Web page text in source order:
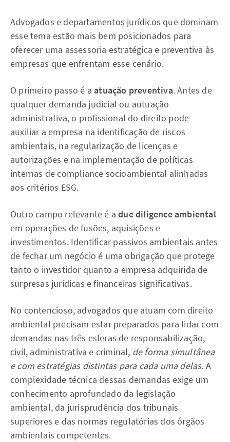
Advogados e departamentos jurídicos que dominam
esse tema estão mais bem posicionados para
oferecer uma assessoria estratégica e preventiva às
empresas que enfrentam esse cenário.
O primeiro passo é a atuação preventiva. Antes de
qualquer demanda judicial ou autuação
administrativa, o profissional do direito pode
auxiliar a empresa na identificação de riscos
ambientais, na regularização de licenças e
autorizações e na implementação de políticas
internas de compliance socioambiental alinhadas
aos critérios ESG.
Outro campo relevante é adue diligence ambiental
em operações de fusões, aquisições e
investimentos. Identificar passivos ambientais antes
de fechar um negócio é uma obrigação que protege
tanto o investidor quanto a empresa adquirida de
surpresas jurídicas e financeiras significativas.
No contencioso, advogados que atuam com direito
ambiental precisam estar preparados para lidar com
demandas nas três esferas de responsabilização,
civil, administrativa e criminal, de forma simultânea
e com estratégias distintas para cada uma delas. A
complexidade técnica dessas demandas exige um
conhecimento aprofundado da legislação
ambiental, da jurisprudência dos tribunais
superiores e das normas regulatórias dos órgãos
ambientais competentes.